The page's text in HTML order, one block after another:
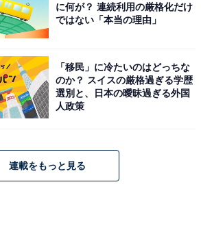
に何が？ 連続利用の厳格化だけ
ではない「本当の理由」
「移民」に冷たいのはどっちな
のか？ スイスの厳格過ぎる学歴
選別と、日本の曖昧過ぎる外国
人政策
連載をもっと見る